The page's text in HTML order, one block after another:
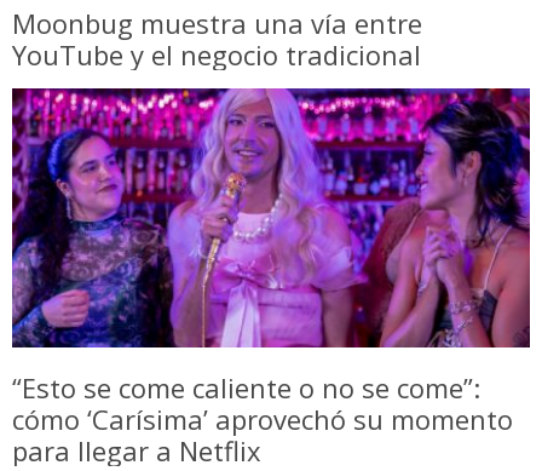
Moonbug muestra una vía entre
YouTube y el negocio tradicional
“Esto se come caliente o no se come”:
cómo ‘Carísima’ aprovechó su momento
para llegar a Netflix